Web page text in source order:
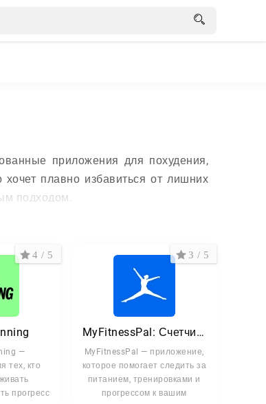
приложения для похудения,
плавно избавиться от лишних
подходом.
инструментов, которые
персональный план, следить за
питания, учитывая ваш образ жизни,
нагрузкой.
—
тех, кто
прогресс
4 / 5
MyFitnessPal: Счетчик калорий
MyFitnessPal — приложение,
которое помогает следить за
питанием, тренировками и
прогрессом к вашим
3 / 5